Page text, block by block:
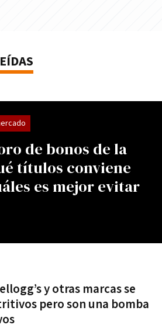
de bonos de la
títulos conviene
es mejor evitar
y otras marcas se
pero son una bomba